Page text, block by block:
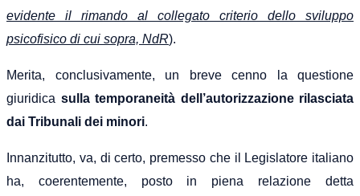
evidente il rimando al collegato criterio dello sviluppo
psicofisico di cui sopra, NdR).
Merita, conclusivamente, un breve cenno la questione
giuridica sulla temporaneità dell’autorizzazione rilasciata
dai Tribunali dei minori.
Innanzitutto, va, di certo, premesso che il Legislatore italiano
ha, coerentemente, posto in piena relazione detta